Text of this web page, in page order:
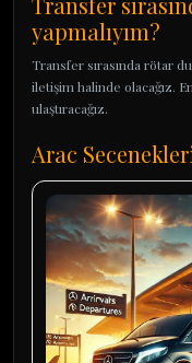
yapmalıyım?
Transfer sırasında rötar
iletişim halinde olacağız.
ulaştıracağız.
Arac